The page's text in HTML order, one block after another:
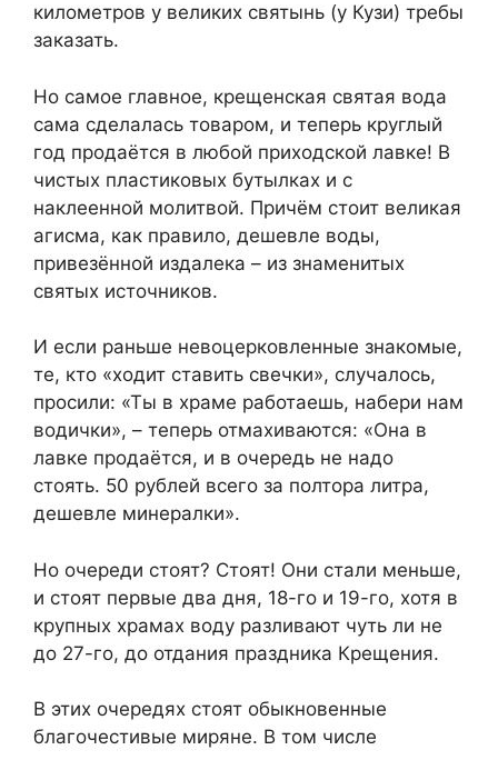
километров у великих святынь (у Кузи) требы
заказать.
Но самое главное, крещенская святая вода
сама сделалась товаром, и теперь круглый
год продаётся в любой приходской лавке! В
чистых пластиковых бутылках и с
наклеенной молитвой. Причём стоит великая
агисма, как правило, дешевле воды,
привезённой издалека – из знаменитых
святых источников.
И если раньше невоцерковленные знакомые,
те, кто «ходит ставить свечки», случалось,
просили: «Ты в храме работаешь, набери нам
водички», – теперь отмахиваются: «Она в
лавке продаётся, и в очередь не надо
стоять. 50 рублей всего за полтора литра,
дешевле минералки».
Но очереди стоят? Стоят! Они стали меньше,
и стоят первые два дня, 18-го и 19-го, хотя в
крупных храмах воду разливают чуть ли не
до 27-го, до отдания праздника Крещения.
В этих очередях стоят обыкновенные
благочестивые миряне. В том числе